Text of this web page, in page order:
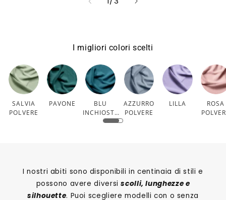
I migliori colori scelti
SALVIA
POLVERE
PAVONE
BLU
INCHIOSTR
O
AZZURRO
POLVERE
LILLA
ROSA
I nostri abiti sono disponibili in centinaia di stili e
possono avere diversiscolli, lunghezze e
silhouette. Puoi scegliere modelli con o senza